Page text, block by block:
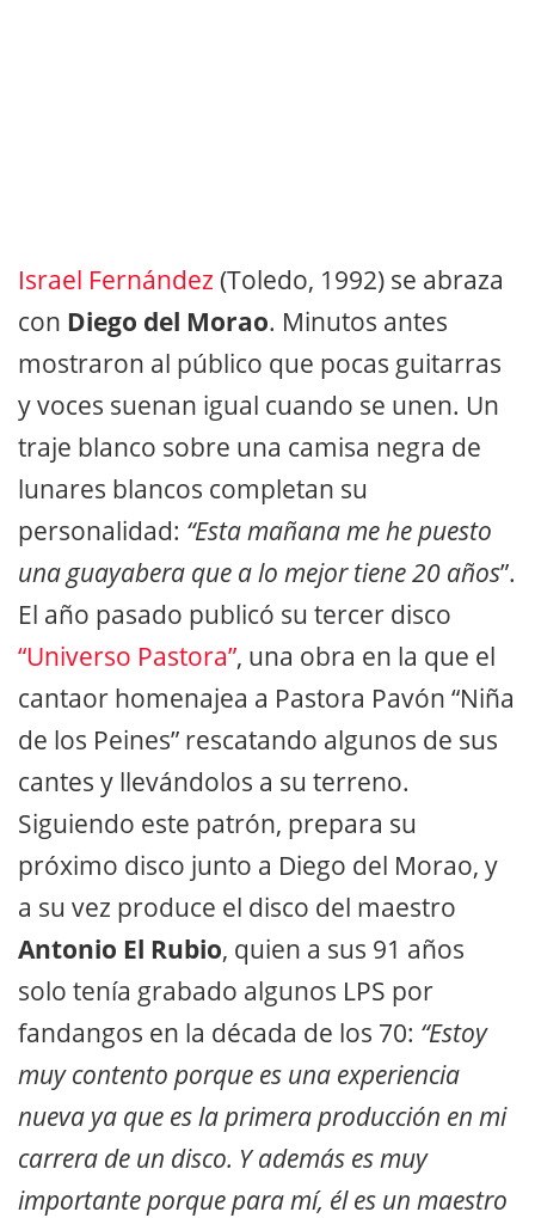
Israel Fernández (Toledo, 1992) se abraza
con Diego del Morao. Minutos antes
mostraron al público que pocas guitarras
y voces suenan igual cuando se unen. Un
traje blanco sobre una camisa negra de
lunares blancos completan su
personalidad: “Esta mañana me he puesto
una guayabera que a lo mejor tiene 20 años”.
El año pasado publicó su tercer disco
“Universo Pastora”, una obra en la que el
cantaor homenajea a Pastora Pavón “Niña
de los Peines” rescatando algunos de sus
cantes y llevándolos a su terreno.
Siguiendo este patrón, prepara su
próximo disco junto a Diego del Morao, y
a su vez produce el disco del maestro
Antonio El Rubio, quien a sus 91 años
solo tenía grabado algunos LPS por
fandangos en la década de los 70: “Estoy
muy contento porque es una experiencia
nueva ya que es la primera producción en mi
carrera de un disco. Y además es muy
importante porque para mí, él es un maestro